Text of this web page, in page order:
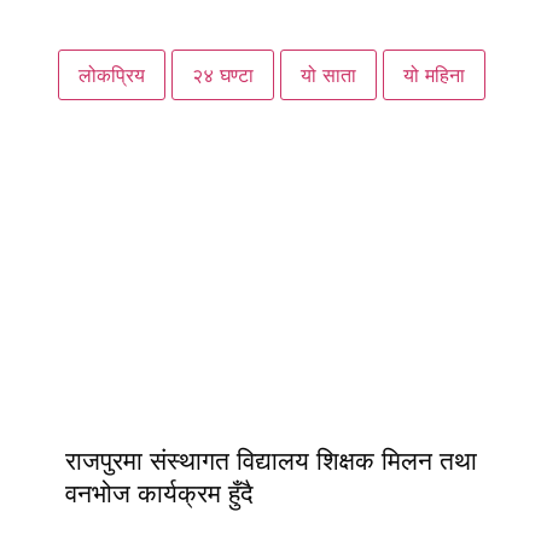
लोकप्रिय २४ घण्टा यो साता यो महिना
राजपुरमा संस्थागत विद्यालय शिक्षक मिलन तथा
वनभोज कार्यक्रम हुँदै